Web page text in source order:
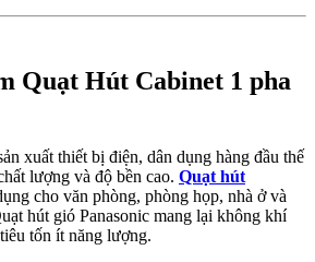
Quạt Hút Cabinet 1 pha
xuất thiết bị điện, dân dụng hàng đầu thế
lượng và độ bền cao. Quạt hút
cho văn phòng, phòng họp, nhà ở và
hút gió Panasonic mang lại không khí
tốn ít năng lượng.